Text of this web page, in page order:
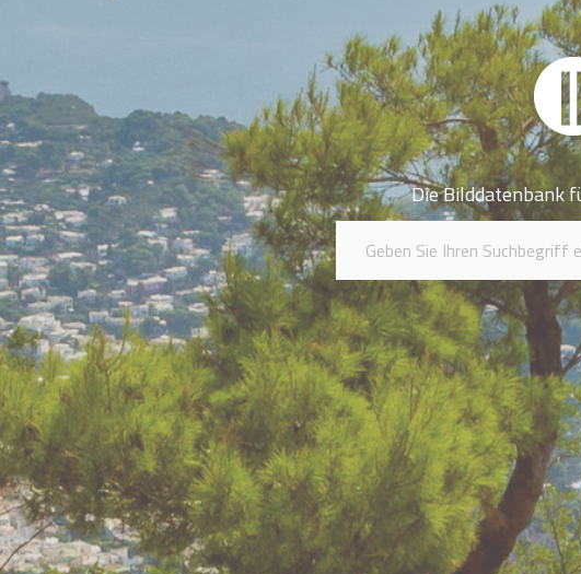
Die Bilddatenbank